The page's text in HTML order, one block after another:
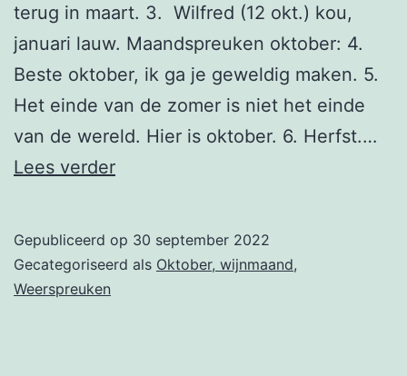
terug in maart. 3. Wilfred (12 okt.) kou,
januari lauw. Maandspreuken oktober: 4.
Beste oktober, ik ga je geweldig maken. 5.
Het einde van de zomer is niet het einde
van de wereld. Hier is oktober. 6. Herfst.…
Lees verder12
Gepubliceerd op 30 september 2022
Gecategoriseerd als Oktober, wijnmaand,
Weerspreuken